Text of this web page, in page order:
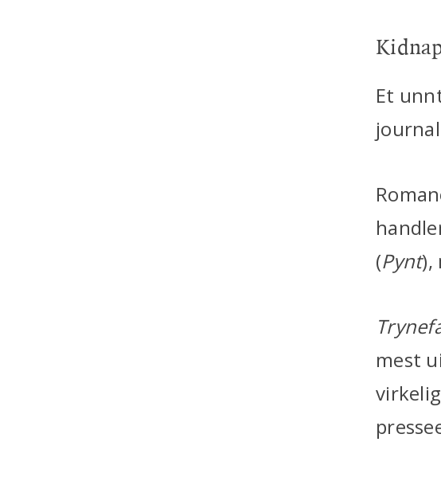
Et
(Pynt),
mest